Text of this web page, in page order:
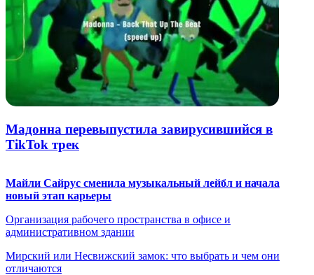
Мадонна перевыпустила завирусившийся в
TikTok трек
Майли Сайрус сменила музыкальный лейбл и начала
новый этап карьеры
Организация рабочего пространства в офисе и
административном здании
Мирский или Несвижский замок: что выбрать и чем они
отличаются